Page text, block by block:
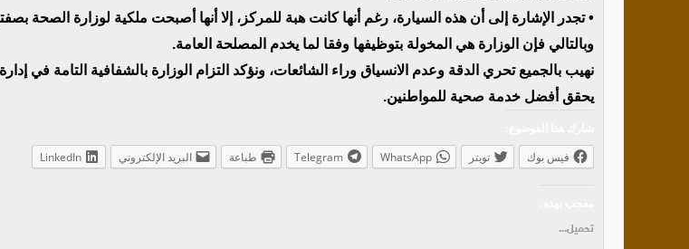
• تجدر الإشارة إلى أن هذه السيارة، رغم أنها كانت هبة للمركز، إلا أنها أصبحت ملكية لوزارة الصحة
وبالتالي فإن الوزارة هي المخولة بتوظيفها وفقا لما يخدم المصلحة العامة.
نهيب بالجميع تحري الدقة وعدم الانسياق وراء الشائعات، ونؤكد التزام الوزارة بالشفافية التامة في إدارة
يحقق أفضل خدمة صحية للمواطنين.
فيس بوك تويتر WhatsApp
Telegram طباعة البريد الإلكتروني LinkedIn
تحميل...